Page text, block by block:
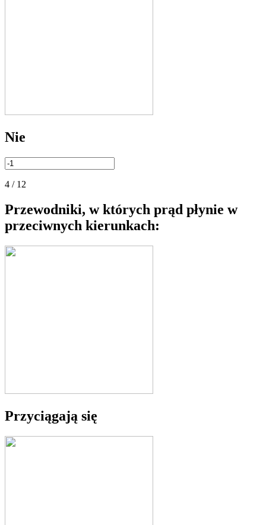
Nie
4 / 12
Przewodniki, w których prąd płynie w
przeciwnych kierunkach:
Przyciągają się